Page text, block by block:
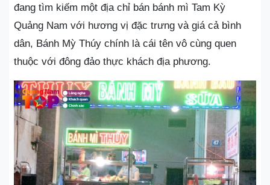
đang tìm kiếm một địa chỉ bán bánh mì Tam Kỳ
Quảng Nam với hương vị đặc trưng và giá cả bình
dân, Bánh Mỳ Thúy chính là cái tên vô cùng quen
thuộc với đông đảo thực khách địa phương.